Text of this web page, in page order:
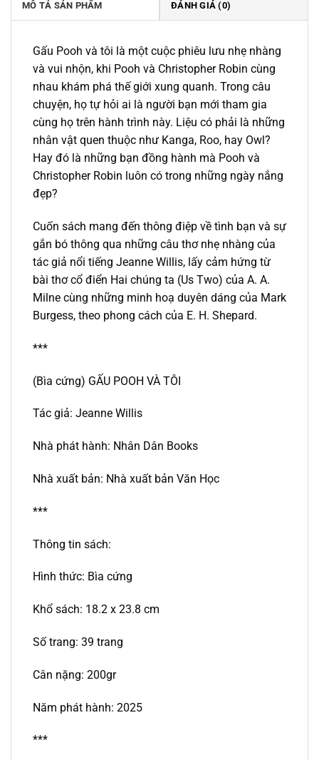
MÔ TẢ SẢN PHẨM ĐÁNH GIÁ (0)
Gấu Pooh và tôi là một cuộc phiêu lưu nhẹ nhàng
và vui nhộn, khi Pooh và Christopher Robin cùng
nhau khám phá thế giới xung quanh. Trong câu
chuyện, họ tự hỏi ai là người bạn mới tham gia
cùng họ trên hành trình này. Liệu có phải là những
nhân vật quen thuộc như Kanga, Roo, hay Owl?
Hay đó là những bạn đồng hành mà Pooh và
Christopher Robin luôn có trong những ngày nắng
đẹp?
Cuốn sách mang đến thông điệp về tình bạn và sự
gắn bó thông qua những câu thơ nhẹ nhàng của
tác giả nổi tiếng Jeanne Willis, lấy cảm hứng từ
bài thơ cổ điển Hai chúng ta (Us Two) của A. A.
Milne cùng những minh hoạ duyên dáng của Mark
Burgess, theo phong cách của E. H. Shepard.
***
(Bìa cứng) GẤU POOH VÀ TÔI
Tác giả: Jeanne Willis
Nhà phát hành: Nhân Dân Books
Nhà xuất bản: Nhà xuất bản Văn Học
***
Thông tin sách:
Hình thức: Bìa cứng
Khổ sách: 18.2 x 23.8 cm
Số trang: 39 trang
Cân nặng: 200gr
Năm phát hành: 2025
***